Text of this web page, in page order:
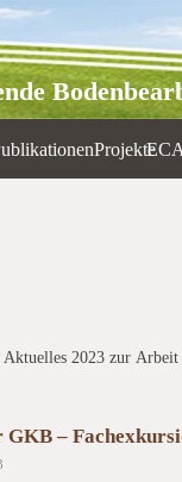
Projekte
2023 zur
–